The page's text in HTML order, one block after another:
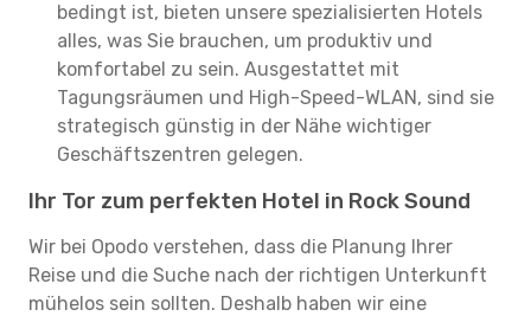
bedingt ist, bieten unsere spezialisierten Hotels
alles, was Sie brauchen, um produktiv und
komfortabel zu sein. Ausgestattet mit
Tagungsräumen und High-Speed-WLAN, sind sie
strategisch günstig in der Nähe wichtiger
Geschäftszentren gelegen.
Ihr Tor zum perfekten Hotel in Rock Sound
Wir bei Opodo verstehen, dass die Planung Ihrer
Reise und die Suche nach der richtigen Unterkunft
mühelos sein sollten. Deshalb haben wir eine